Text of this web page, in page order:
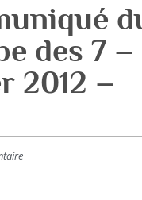
des 7 –
2012 –